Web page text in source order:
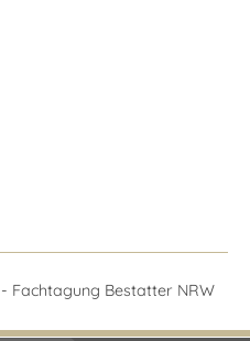
Fachtagung Bestatter NRW